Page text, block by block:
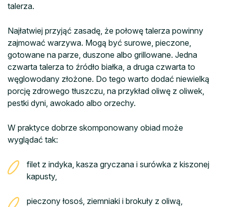
talerza.
Najłatwiej przyjąć zasadę, że połowę talerza powinny
zajmować warzywa. Mogą być surowe, pieczone,
gotowane na parze, duszone albo grillowane. Jedna
czwarta talerza to źródło białka, a druga czwarta to
węglowodany złożone. Do tego warto dodać niewielką
porcję zdrowego tłuszczu, na przykład oliwę z oliwek,
pestki dyni, awokado albo orzechy.
W praktyce dobrze skomponowany obiad może
wyglądać tak:
filet z indyka, kasza gryczana i surówka z kiszonej
kapusty,
pieczony łosoś, ziemniaki i brokuły z oliwą,